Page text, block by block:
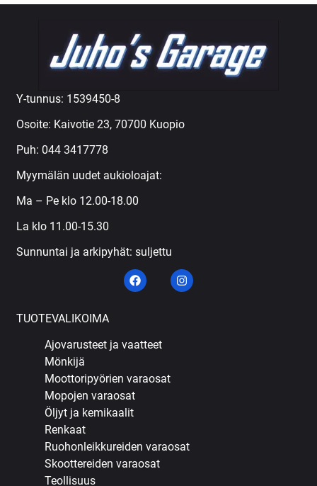
Y-tunnus: 1539450-8
Osoite: Kaivotie 23, 70700 Kuopio
Puh: 044 3417778
Myymälän uudet aukioloajat:
Ma – Pe klo 12.00-18.00
La klo 11.00-15.30
Sunnuntai ja arkipyhät: suljettu
TUOTEVALIKOIMA
Ajovarusteet ja vaatteet
Mönkijä
Moottoripyörien varaosat
Mopojen varaosat
Öljyt ja kemikaalit
Renkaat
Ruohonleikkureiden varaosat
Skoottereiden varaosat
Teollisuus